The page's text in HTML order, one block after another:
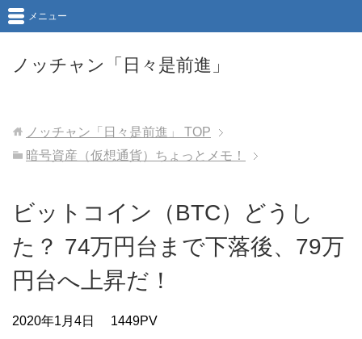
ノッチャン「日々是前進」
メニュー
ノッチャン「日々是前進」
TOP
暗号資産（仮想通貨）ちょっとメモ！
ビットコイン（BTC）どうし
た？ 74万円台まで下落後、79万
円台へ上昇だ！
2020年1月4日 1449PV